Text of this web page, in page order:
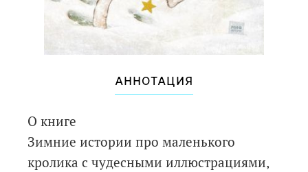
АННОТАЦИЯ
О книге
Зимние истории про маленького
кролика с чудесными иллюстрациями,